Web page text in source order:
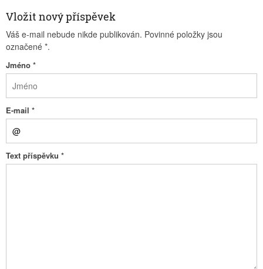
Vložit nový příspěvek
Váš e-mail nebude nikde publikován. Povinné položky jsou
označené *.
Jméno *
E-mail *
Text příspěvku *